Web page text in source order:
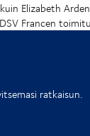
Elizabeth
Francen
ratkaisun.